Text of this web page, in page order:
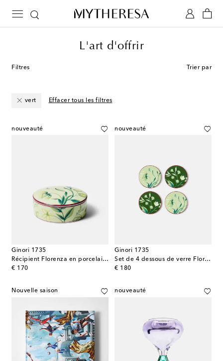
L'art d'offrir
Filtres Trier par
vert Effacer tous les filtres
nouveauté
Ginori 1735
Récipient Florenza en porcelaine à fleurs
€ 170
original price
nouveauté
Ginori 1735
Set de 4 dessous de verre Florenza Oggetti en porcelaine
€ 180
original price
Nouvelle saison nouveauté